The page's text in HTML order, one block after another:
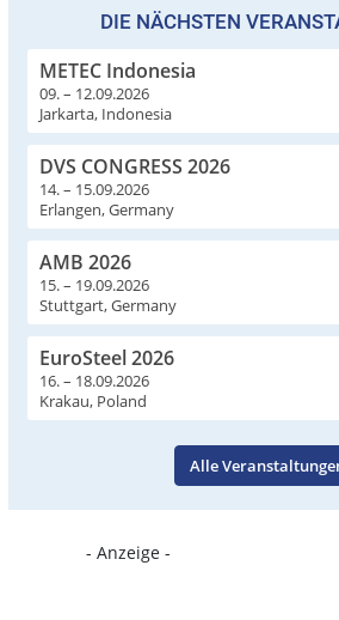
DIE NÄCHSTEN
METEC Indonesia
09. – 12.09.2026
Jarkarta, Indonesia
DVS CONGRESS 2026
14. – 15.09.2026
Erlangen, Germany
AMB 2026
15. – 19.09.2026
Stuttgart, Germany
EuroSteel 2026
16. – 18.09.2026
Krakau, Poland
Alle
- Anzeige -